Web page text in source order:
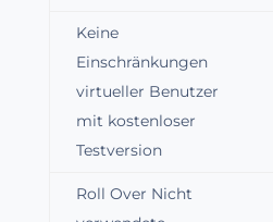
Keine
Einschränkungen
virtueller Benutzer
mit kostenloser
Testversion
Roll Over Nicht